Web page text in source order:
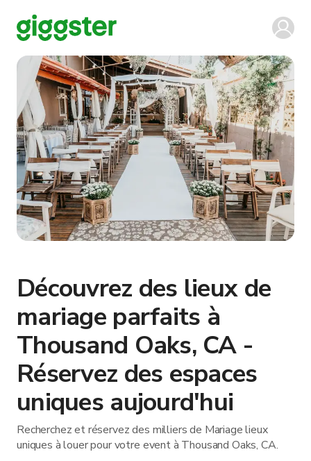
Découvrez des lieux de
mariage parfaits à
Thousand Oaks, CA -
Réservez des espaces
uniques aujourd'hui
Recherchez et réservez des milliers de Mariage lieux
uniques à louer pour votre event à Thousand Oaks, CA.